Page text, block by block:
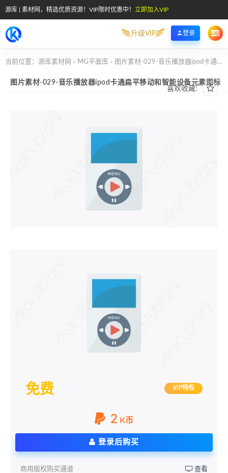
源库 | 素材网，精选优质资源！VIP限时优惠中！ 立即加入VIP
升级VIP 登录
当前位置： 源库素材网 > MG平面库 > 图片素材-029-音乐播放器ipod卡通扁平移动和智能设备元素图标
喜欢收藏:
图片素材-029-音乐播放器ipod卡通扁平移动和智能设备元素图标
免费 VIP特权
2 K币
登录后购买
商用版权购买通道 查看